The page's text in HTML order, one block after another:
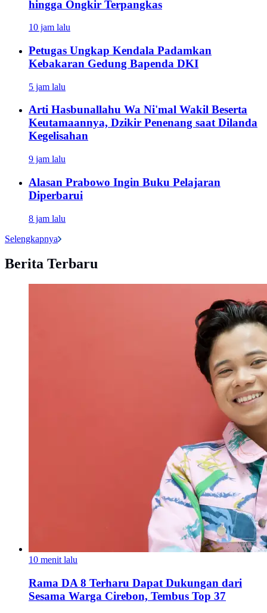
hingga Ongkir Terpangkas
10 jam lalu
Petugas Ungkap Kendala Padamkan
Kebakaran Gedung Bapenda DKI
5 jam lalu
Arti Hasbunallahu Wa Ni'mal Wakil Beserta
Keutamaannya, Dzikir Penenang saat Dilanda
Kegelisahan
9 jam lalu
Alasan Prabowo Ingin Buku Pelajaran
Diperbarui
8 jam lalu
Selengkapnya
Berita Terbaru
10 menit lalu
Rama DA 8 Terharu Dapat Dukungan dari
Sesama Warga Cirebon, Tembus Top 37